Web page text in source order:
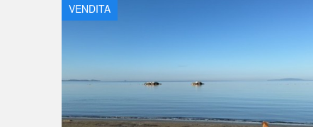
VENDITA